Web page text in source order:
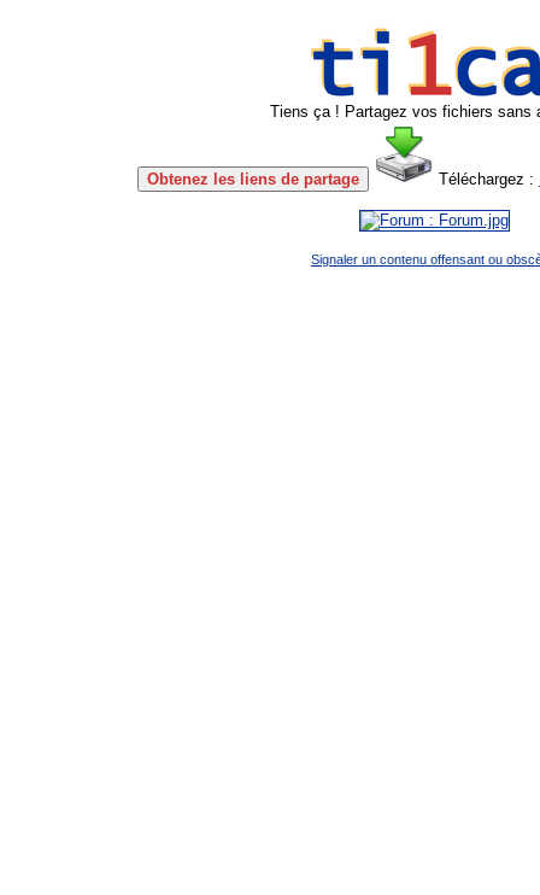
Tiens ça ! Partagez vos fichiers sans
Obtenez les liens de partage Téléchargez :
Signaler un contenu offensant ou